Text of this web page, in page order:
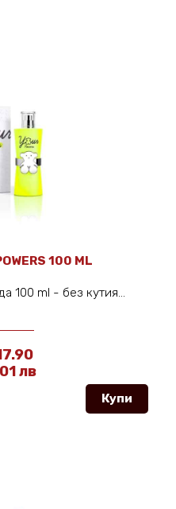
100 ML
100 ml - без кутия...
лв
Купи